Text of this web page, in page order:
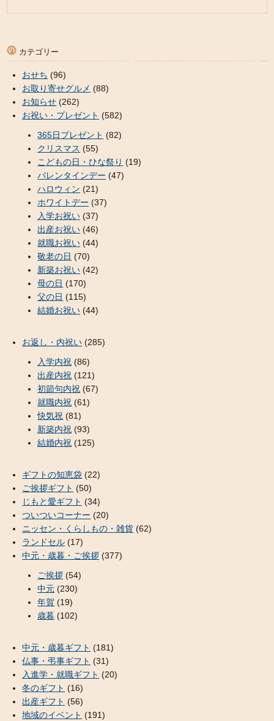
カテゴリー
おせち (96)
お取り寄せグルメ (88)
お知らせ (262)
お祝い・プレゼント (582)
365日プレゼント (82)
クリスマス (55)
こどもの日・ひな祭り (19)
バレンタインデー (47)
ハロウィン (21)
ホワイトデー (37)
入学お祝い (37)
出産お祝い (46)
就職お祝い (44)
敬老の日 (70)
新築お祝い (42)
母の日 (170)
父の日 (115)
結婚お祝い (44)
お返し・内祝い (285)
入学内祝 (86)
出産内祝 (121)
初節句内祝 (67)
就職内祝 (61)
快気祝 (81)
新築内祝 (93)
結婚内祝 (125)
ギフトの知恵袋 (22)
ご挨拶ギフト (50)
じもと愛ギフト (34)
ついついコーナー (20)
ニッセン・くらしもの・雑貨 (62)
ランドセル (17)
中元・歳暮・ご挨拶 (377)
ご挨拶 (54)
中元 (230)
年賀 (19)
歳暮 (102)
中元・歳暮ギフト (181)
仏事・弔事ギフト (31)
入進学・就職ギフト (20)
冬のギフト (16)
出産ギフト (56)
地域のイベント (191)